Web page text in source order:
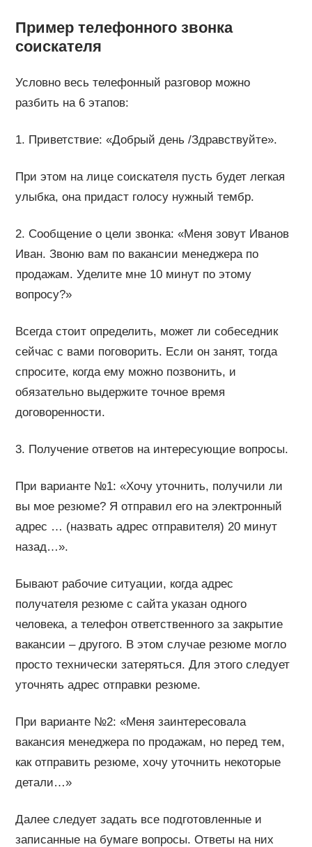
Пример телефонного звонка
соискателя
Условно весь телефонный разговор можно
разбить на 6 этапов:
1. Приветствие: «Добрый день /Здравствуйте».
При этом на лице соискателя пусть будет легкая
улыбка, она придаст голосу нужный тембр.
2. Сообщение о цели звонка: «Меня зовут Иванов
Иван. Звоню вам по вакансии менеджера по
продажам. Уделите мне 10 минут по этому
вопросу?»
Всегда стоит определить, может ли собеседник
сейчас с вами поговорить. Если он занят, тогда
спросите, когда ему можно позвонить, и
обязательно выдержите точное время
договоренности.
3. Получение ответов на интересующие вопросы.
При варианте №1: «Хочу уточнить, получили ли
вы мое резюме? Я отправил его на электронный
адрес … (назвать адрес отправителя) 20 минут
назад…».
Бывают рабочие ситуации, когда адрес
получателя резюме с сайта указан одного
человека, а телефон ответственного за закрытие
вакансии – другого. В этом случае резюме могло
просто технически затеряться. Для этого следует
уточнять адрес отправки резюме.
При варианте №2: «Меня заинтересовала
вакансия менеджера по продажам, но перед тем,
как отправить резюме, хочу уточнить некоторые
детали…»
Далее следует задать все подготовленные и
записанные на бумаге вопросы. Ответы на них